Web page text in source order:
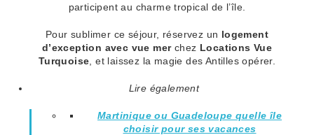
participent au charme tropical de l’île.
Pour sublimer ce séjour, réservez un logement
d’exception avec vue merchez Locations Vue
Turquoise , et laissez la magie des Antilles opérer.
Lire également
Martinique ou Guadeloupe quelle île
choisir pour ses vacances